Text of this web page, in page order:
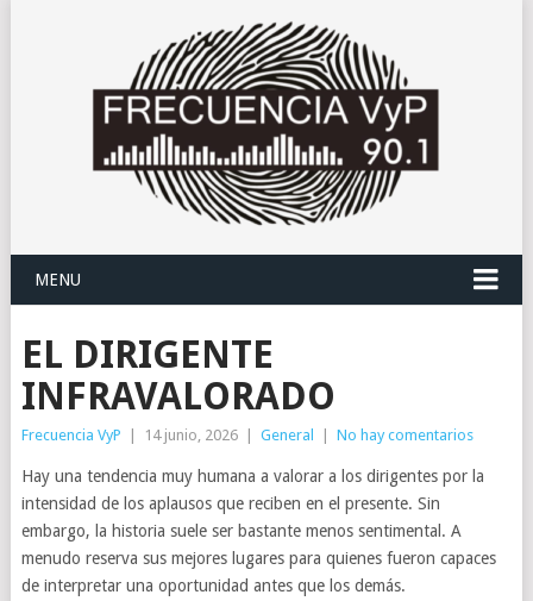
MENU
EL DIRIGENTE
INFRAVALORADO
Frecuencia VyP 14 junio, 2026 General No hay comentarios
Hay una tendencia muy humana a valorar a los dirigentes por la
intensidad de los aplausos que reciben en el presente. Sin
embargo, la historia suele ser bastante menos sentimental. A
menudo reserva sus mejores lugares para quienes fueron capaces
de interpretar una oportunidad antes que los demás.